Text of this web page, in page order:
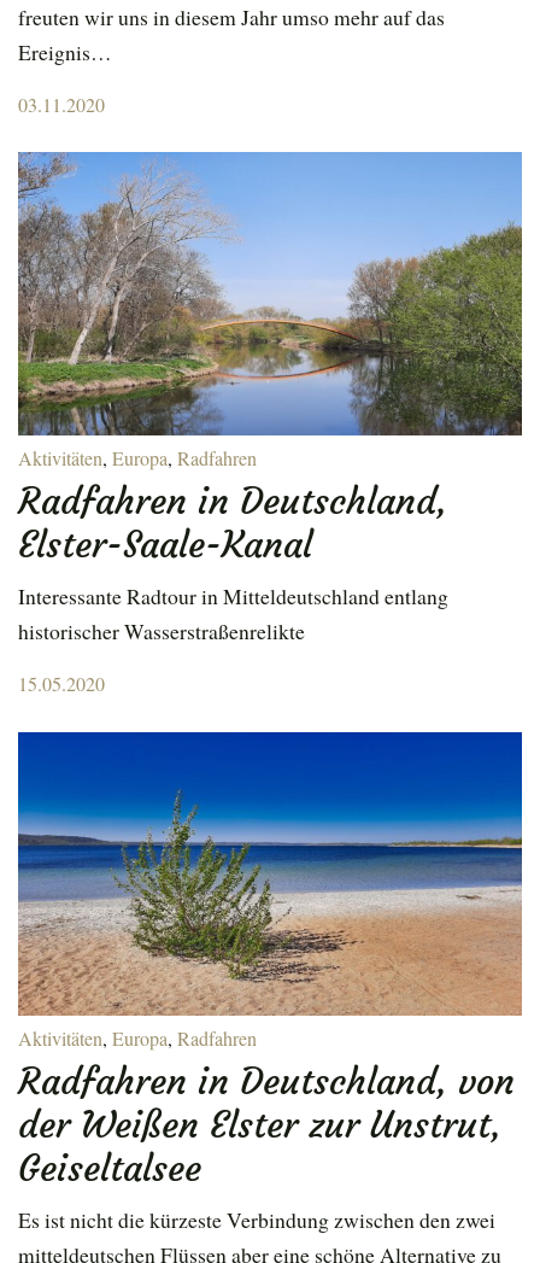
freuten wir uns in diesem Jahr umso mehr auf das
Ereignis…
Posted
03.11.2020
Aktivitäten, Europa, Radfahren
Radfahren in Deutschland,
Elster-Saale-Kanal
Interessante Radtour in Mitteldeutschland entlang
historischer Wasserstraßenrelikte
Posted
15.05.2020
Aktivitäten, Europa, Radfahren
Radfahren in Deutschland, von
der Weißen Elster zur Unstrut,
Geiseltalsee
Es ist nicht die kürzeste Verbindung zwischen den zwei
mitteldeutschen Flüssen aber eine schöne Alternative zu